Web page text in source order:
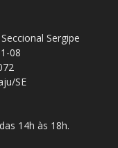
Sergipe
08
SE
14h às 18h.